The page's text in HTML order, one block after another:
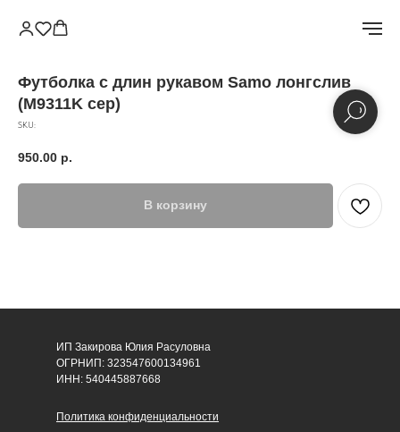
Футболка с длин рукавом Samo лонгслив
(M9311K сер)
SKU:
950.00 р.
В корзину
ИП Закирова Юлия Расуловна
ОГРНИП: 323547600134961
ИНН: 540445887668
Политика конфиденциальности